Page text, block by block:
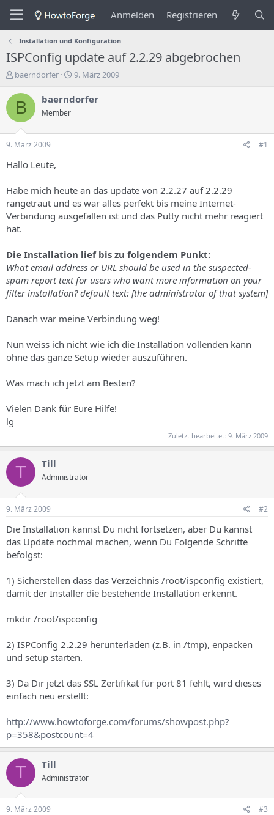
Anmelden Registrieren
Installation und Konfiguration
ISPConfig update auf 2.2.29 abgebrochen
E
s
e
l
e
r
s
T
h
e
a
s
baerndorfer
E
s
d
a
t
9. März 2009
B baerndorfer
Member
9. März 2009 #1
Hallo Leute,
Habe mich heute an das update von 2.2.27 auf 2.2.29
rangetraut und es war alles perfekt bis meine Internet-
Verbindung ausgefallen ist und das Putty nicht mehr reagiert
hat.
Die Installation lief bis zu folgendem Punkt:
What email address or URL should be used in the suspected-
spam report text for users who want more information on your
filter installation? default text: [the administrator of that system]
Danach war meine Verbindung weg!
Nun weiss ich nicht wie ich die Installation vollenden kann
ohne das ganze Setup wieder auszuführen.
Was mach ich jetzt am Besten?
Vielen Dank für Eure Hilfe!
lg
Zuletzt bearbeitet: 9. März 2009
T Till
Administrator
9. März 2009 #2
Die Installation kannst Du nicht fortsetzen, aber Du kannst
das Update nochmal machen, wenn Du Folgende Schritte
befolgst:
1) Sicherstellen dass das Verzeichnis /root/ispconfig existiert,
damit der Installer die bestehende Installation erkennt.
mkdir /root/ispconfig
2) ISPConfig 2.2.29 herunterladen (z.B. in /tmp), enpacken
und setup starten.
3) Da Dir jetzt das SSL Zertifikat für port 81 fehlt, wird dieses
einfach neu erstellt:
http://www.howtoforge.com/forums/showpost.php?
p=358&postcount=4
T Till
Administrator
9. März 2009 #3